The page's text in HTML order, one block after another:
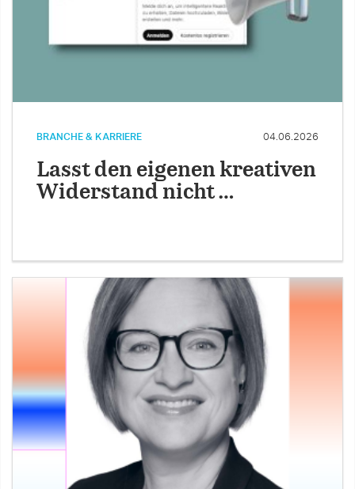
BRANCHE & KARRIERE 04.06.2026
Lasst den eigenen kreativen
Widerstand nicht …